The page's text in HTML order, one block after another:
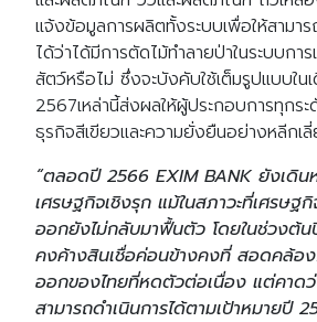
แจ้งข้อมูลการผลิตทั้งระบบเพื่อให้สาม
ได้ว่าได้มีการตัดไม้ทำลายป่าในระบบกา
สัตว์หรือไม่ ซึ่งจะบังคับใช้เต็มรูปแบบใน
2567เหล่านี้ส่งผลให้ผู้ประกอบการทุกร
ธุรกิจสีเขียวและความยั่งยืนอย่างหลีกเ
“ตลอดปี 2566 EXIM BANK ยังเดิ
เศรษฐกิจเชิงรุก แม้ในสภาวะที่เศรษฐ
ออกยังไม่กลับมาฟื้นตัว โดยในช่วงต้
คงค้างสินเชื่อค่อนข้างคงที่ สอดคล้อ
ออกของไทยที่หดตัวต่อเนื่อง แต่คาดว่
สามารถดำเนินการได้ตามเป้าหมายปี